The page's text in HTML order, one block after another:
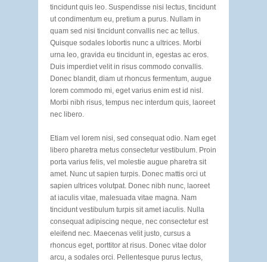
tincidunt quis leo. Suspendisse nisi lectus, tincidunt
ut condimentum eu, pretium a purus. Nullam in
quam sed nisi tincidunt convallis nec ac tellus.
Quisque sodales lobortis nunc a ultrices. Morbi
urna leo, gravida eu tincidunt in, egestas ac eros.
Duis imperdiet velit in risus commodo convallis.
Donec blandit, diam ut rhoncus fermentum, augue
lorem commodo mi, eget varius enim est id nisl.
Morbi nibh risus, tempus nec interdum quis, laoreet
nec libero.
Etiam vel lorem nisi, sed consequat odio. Nam eget
libero pharetra metus consectetur vestibulum. Proin
porta varius felis, vel molestie augue pharetra sit
amet. Nunc ut sapien turpis. Donec mattis orci ut
sapien ultrices volutpat. Donec nibh nunc, laoreet
at iaculis vitae, malesuada vitae magna. Nam
tincidunt vestibulum turpis sit amet iaculis. Nulla
consequat adipiscing neque, nec consectetur est
eleifend nec. Maecenas velit justo, cursus a
rhoncus eget, porttitor at risus. Donec vitae dolor
arcu, a sodales orci. Pellentesque purus lectus,